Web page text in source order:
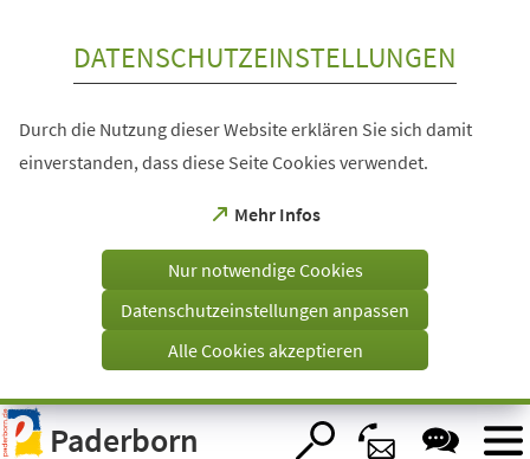
Visuelle
Assistenzsoftware
öffnen.
DATENSCHUTZEINSTELLUNGEN
Durch die Nutzung dieser Website erklären Sie sich damit
einverstanden, dass diese Seite Cookies verwendet.
Mehr Infos
(Öffnet
einem
Tab)
Nur notwendige Cookies
Datenschutzeinstellungen anpassen
Alle Cookies akzeptieren
Paderborn